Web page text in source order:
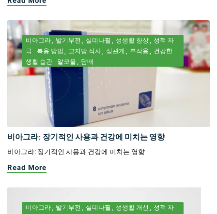
비아그라 발기부전 실데나필 성생활 향상
성적 자
극
복용 방법 고지방 식사 성관계 부작용
건강한
생활 습관
알코올 담배
비아그라: 장기적인 사용과 건강에 미치는 영향
비아그라: 장기적인 사용과 건강에 미치는 영향
Read More
비아그라 발기부전 실데나필 성생활 개선
성적 자